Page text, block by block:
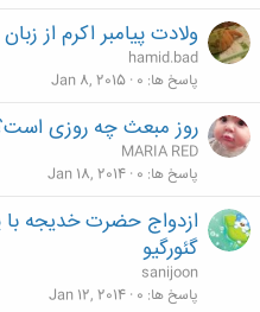
ولادت پیامبر اکرم از
hamid.bad
پاسخ ها 0
Jan 8, 2015
روز مبعث چه روزی
MARIA RED
پاسخ ها 0
Jan 18, 2014
ازدواج حضرت خدیجه
گئورگیو
sanijoon
پاسخ ها 0
Jan 12, 2014